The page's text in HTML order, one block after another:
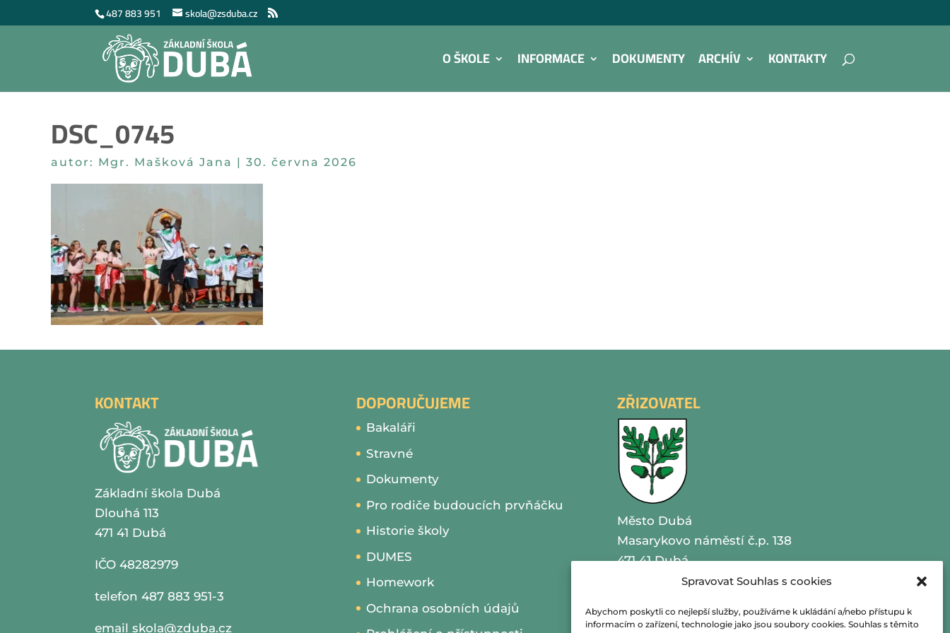
Spravovat Souhlas s cookies
Abychom poskytli co nejlepší služby, používáme k ukládání a/nebo přístupu k
informacím o zařízení, technologie jako jsou soubory cookies. Souhlas s těmito
487 883 951 skola@zsduba.cz
O ŠKOLE INFORMACE DOKUMENTY ARCHÍV KONTAKTY
DSC_0745
autor: Mgr. Mašková Jana | 30. června 2026
KONTAKT
Základní škola Dubá
Dlouhá 113
471 41 Dubá
IČO 48282979
telefon 487 883 951-3
emailskola@zduba.cz
DOPORUČUJEME
Bakaláři
Stravné
Dokumenty
Pro rodiče budoucích prvňáčku
Historie školy
DUMES
Homework
Ochrana osobních údajů
ZŘIZOVATEL
Město Dubá
Masarykovo náměstí č.p. 138
471 41 Dubá
IČO 00260479
telefon 487 870 201